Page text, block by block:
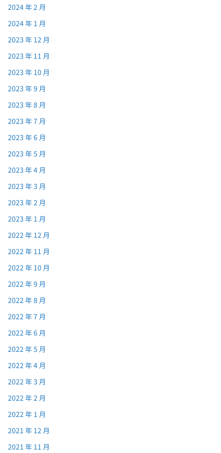
2024 年 2 月
2024 年 1 月
2023 年 12 月
2023 年 11 月
2023 年 10 月
2023 年 9 月
2023 年 8 月
2023 年 7 月
2023 年 6 月
2023 年 5 月
2023 年 4 月
2023 年 3 月
2023 年 2 月
2023 年 1 月
2022 年 12 月
2022 年 11 月
2022 年 10 月
2022 年 9 月
2022 年 8 月
2022 年 7 月
2022 年 6 月
2022 年 5 月
2022 年 4 月
2022 年 3 月
2022 年 2 月
2022 年 1 月
2021 年 12 月
2021 年 11 月